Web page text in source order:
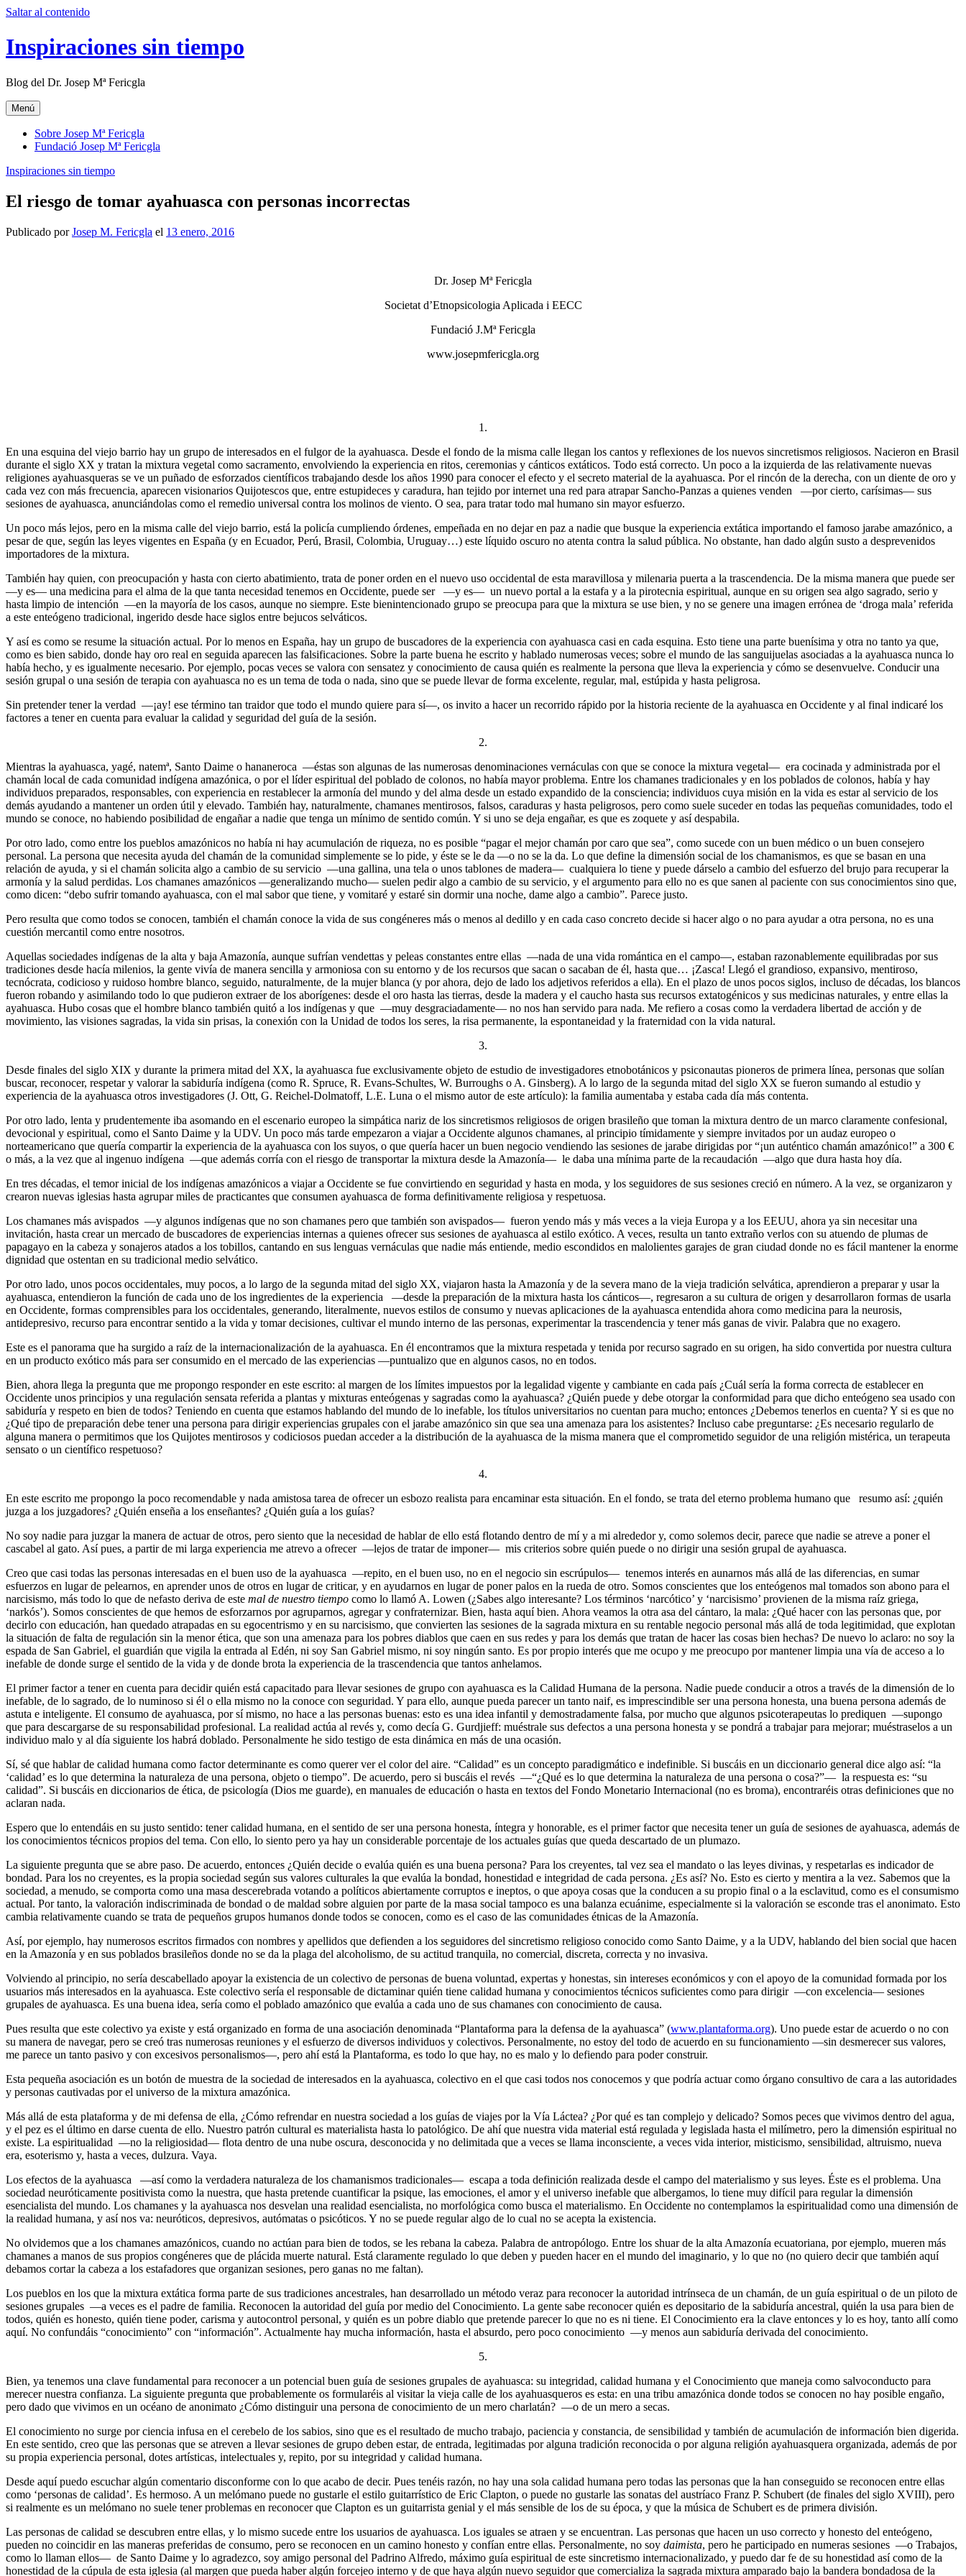
Saltar al contenido
Inspiraciones sin tiempo
Blog del Dr. Josep Mª Fericgla
Menú
Sobre Josep Mª Fericgla
Fundació Josep Mª Fericgla
Inspiraciones sin tiempo
El riesgo de tomar ayahuasca con personas incorrectas
Publicado porJosep M. Fericgla el 13 enero, 2016
Dr. Josep Mª Fericgla
Societat d’Etnopsicologia Aplicada i EECC
Fundació J.Mª Fericgla
www.josepmfericgla.org
1.
En una esquina del viejo barrio hay un grupo de interesados en el fulgor de la ayahuasca. Desde el fondo de la misma calle llegan los cantos y reflexiones de los nuevos sincretismos religiosos. Nacieron en Brasil
durante el siglo XX y tratan la mixtura vegetal como sacramento, envolviendo la experiencia en ritos, ceremonias y cánticos extáticos. Todo está correcto. Un poco a la izquierda de las relativamente nuevas
religiones ayahuasqueras se ve un puñado de esforzados científicos trabajando desde los años 1990 para conocer el efecto y el secreto material de la ayahuasca. Por el rincón de la derecha, con un diente de oro y
cada vez con más frecuencia, aparecen visionarios Quijotescos que, entre estupideces y caradura, han tejido por internet una red para atrapar Sancho-Panzas a quienes venden —por cierto, carísimas— sus
sesiones de ayahuasca, anunciándolas como el remedio universal contra los molinos de viento. O sea, para tratar todo mal humano sin mayor esfuerzo.
Un poco más lejos, pero en la misma calle del viejo barrio, está la policía cumpliendo órdenes, empeñada en no dejar en paz a nadie que busque la experiencia extática importando el famoso jarabe amazónico, a
pesar de que, según las leyes vigentes en España (y en Ecuador, Perú, Brasil, Colombia, Uruguay…) este líquido oscuro no atenta contra la salud pública. No obstante, han dado algún susto a desprevenidos
importadores de la mixtura.
También hay quien, con preocupación y hasta con cierto abatimiento, trata de poner orden en el nuevo uso occidental de esta maravillosa y milenaria puerta a la trascendencia. De la misma manera que puede ser
—y es— una medicina para el alma de la que tanta necesidad tenemos en Occidente, puede ser —y es— un nuevo portal a la estafa y a la pirotecnia espiritual, aunque en su origen sea algo sagrado, serio y
hasta limpio de intención —en la mayoría de los casos, aunque no siempre. Este bienintencionado grupo se preocupa para que la mixtura se use bien, y no se genere una imagen errónea de ‘droga mala’ referida
a este enteógeno tradicional, ingerido desde hace siglos entre bejucos selváticos.
Y así es como se resume la situación actual. Por lo menos en España, hay un grupo de buscadores de la experiencia con ayahuasca casi en cada esquina. Esto tiene una parte buenísima y otra no tanto ya que,
como es bien sabido, donde hay oro real en seguida aparecen las falsificaciones. Sobre la parte buena he escrito y hablado numerosas veces; sobre el mundo de las sanguijuelas asociadas a la ayahuasca nunca lo
había hecho, y es igualmente necesario. Por ejemplo, pocas veces se valora con sensatez y conocimiento de causa quién es realmente la persona que lleva la experiencia y cómo se desenvuelve. Conducir una
sesión grupal o una sesión de terapia con ayahuasca no es un tema de toda o nada, sino que se puede llevar de forma excelente, regular, mal, estúpida y hasta peligrosa.
Sin pretender tener la verdad —¡ay! ese término tan traidor que todo el mundo quiere para sí—, os invito a hacer un recorrido rápido por la historia reciente de la ayahuasca en Occidente y al final indicaré los
factores a tener en cuenta para evaluar la calidad y seguridad del guía de la sesión.
2.
Mientras la ayahuasca, yagé, natemª, Santo Daime o hananeroca —éstas son algunas de las numerosas denominaciones vernáculas con que se conoce la mixtura vegetal— era cocinada y administrada por el
chamán local de cada comunidad indígena amazónica, o por el líder espiritual del poblado de colonos, no había mayor problema. Entre los chamanes tradicionales y en los poblados de colonos, había y hay
individuos preparados, responsables, con experiencia en restablecer la armonía del mundo y del alma desde un estado expandido de la consciencia; individuos cuya misión en la vida es estar al servicio de los
demás ayudando a mantener un orden útil y elevado. También hay, naturalmente, chamanes mentirosos, falsos, caraduras y hasta peligrosos, pero como suele suceder en todas las pequeñas comunidades, todo el
mundo se conoce, no habiendo posibilidad de engañar a nadie que tenga un mínimo de sentido común. Y si uno se deja engañar, es que es zoquete y así despabila.
Por otro lado, como entre los pueblos amazónicos no había ni hay acumulación de riqueza, no es posible “pagar el mejor chamán por caro que sea”, como sucede con un buen médico o un buen consejero
personal. La persona que necesita ayuda del chamán de la comunidad simplemente se lo pide, y éste se le da —o no se la da. Lo que define la dimensión social de los chamanismos, es que se basan en una
relación de ayuda, y si el chamán solicita algo a cambio de su servicio —una gallina, una tela o unos tablones de madera— cualquiera lo tiene y puede dárselo a cambio del esfuerzo del brujo para recuperar la
armonía y la salud perdidas. Los chamanes amazónicos —generalizando mucho— suelen pedir algo a cambio de su servicio, y el argumento para ello no es que sanen al paciente con sus conocimientos sino que,
como dicen: “debo sufrir tomando ayahuasca, con el mal sabor que tiene, y vomitaré y estaré sin dormir una noche, dame algo a cambio”. Parece justo.
Pero resulta que como todos se conocen, también el chamán conoce la vida de sus congéneres más o menos al dedillo y en cada caso concreto decide si hacer algo o no para ayudar a otra persona, no es una
cuestión mercantil como entre nosotros.
Aquellas sociedades indígenas de la alta y baja Amazonía, aunque sufrían vendettas y peleas constantes entre ellas —nada de una vida romántica en el campo—, estaban razonablemente equilibradas por sus
tradiciones desde hacía milenios, la gente vivía de manera sencilla y armoniosa con su entorno y de los recursos que sacan o sacaban de él, hasta que… ¡Zasca! Llegó el grandioso, expansivo, mentiroso,
tecnócrata, codicioso y ruidoso hombre blanco, seguido, naturalmente, de la mujer blanca (y por ahora, dejo de lado los adjetivos referidos a ella). En el plazo de unos pocos siglos, incluso de décadas, los blancos
fueron robando y asimilando todo lo que pudieron extraer de los aborígenes: desde el oro hasta las tierras, desde la madera y el caucho hasta sus recursos extatogénicos y sus medicinas naturales, y entre ellas la
ayahuasca. Hubo cosas que el hombre blanco también quitó a los indígenas y que —muy desgraciadamente— no nos han servido para nada. Me refiero a cosas como la verdadera libertad de acción y de
movimiento, las visiones sagradas, la vida sin prisas, la conexión con la Unidad de todos los seres, la risa permanente, la espontaneidad y la fraternidad con la vida natural.
3.
Desde finales del siglo XIX y durante la primera mitad del XX, la ayahuasca fue exclusivamente objeto de estudio de investigadores etnobotánicos y psiconautas pioneros de primera línea, personas que solían
buscar, reconocer, respetar y valorar la sabiduría indígena (como R. Spruce, R. Evans-Schultes, W. Burroughs o A. Ginsberg). A lo largo de la segunda mitad del siglo XX se fueron sumando al estudio y
experiencia de la ayahuasca otros investigadores (J. Ott, G. Reichel-Dolmatoff, L.E. Luna o el mismo autor de este artículo): la familia aumentaba y estaba cada día más contenta.
Por otro lado, lenta y prudentemente iba asomando en el escenario europeo la simpática nariz de los sincretismos religiosos de origen brasileño que toman la mixtura dentro de un marco claramente confesional,
devocional y espiritual, como el Santo Daime y la UDV. Un poco más tarde empezaron a viajar a Occidente algunos chamanes, al principio tímidamente y siempre invitados por un audaz europeo o
norteamericano que quería compartir la experiencia de la ayahuasca con los suyos, o que quería hacer un buen negocio vendiendo las sesiones de jarabe dirigidas por “¡un auténtico chamán amazónico!” a 300 €
o más, a la vez que al ingenuo indígena —que además corría con el riesgo de transportar la mixtura desde la Amazonía— le daba una mínima parte de la recaudación —algo que dura hasta hoy día.
En tres décadas, el temor inicial de los indígenas amazónicos a viajar a Occidente se fue convirtiendo en seguridad y hasta en moda, y los seguidores de sus sesiones creció en número. A la vez, se organizaron y
crearon nuevas iglesias hasta agrupar miles de practicantes que consumen ayahuasca de forma definitivamente religiosa y respetuosa.
Los chamanes más avispados —y algunos indígenas que no son chamanes pero que también son avispados— fueron yendo más y más veces a la vieja Europa y a los EEUU, ahora ya sin necesitar una
invitación, hasta crear un mercado de buscadores de experiencias internas a quienes ofrecer sus sesiones de ayahuasca al estilo exótico. A veces, resulta un tanto extraño verlos con su atuendo de plumas de
papagayo en la cabeza y sonajeros atados a los tobillos, cantando en sus lenguas vernáculas que nadie más entiende, medio escondidos en malolientes garajes de gran ciudad donde no es fácil mantener la enorme
dignidad que ostentan en su tradicional medio selvático.
Por otro lado, unos pocos occidentales, muy pocos, a lo largo de la segunda mitad del siglo XX, viajaron hasta la Amazonía y de la severa mano de la vieja tradición selvática, aprendieron a preparar y usar la
ayahuasca, entendieron la función de cada uno de los ingredientes de la experiencia —desde la preparación de la mixtura hasta los cánticos—, regresaron a su cultura de origen y desarrollaron formas de usarla
en Occidente, formas comprensibles para los occidentales, generando, literalmente, nuevos estilos de consumo y nuevas aplicaciones de la ayahuasca entendida ahora como medicina para la neurosis,
antidepresivo, recurso para encontrar sentido a la vida y tomar decisiones, cultivar el mundo interno de las personas, experimentar la trascendencia y tener más ganas de vivir. Palabra que no exagero.
Este es el panorama que ha surgido a raíz de la internacionalización de la ayahuasca. En él encontramos que la mixtura respetada y tenida por recurso sagrado en su origen, ha sido convertida por nuestra cultura
en un producto exótico más para ser consumido en el mercado de las experiencias —puntualizo que en algunos casos, no en todos.
Bien, ahora llega la pregunta que me propongo responder en este escrito: al margen de los límites impuestos por la legalidad vigente y cambiante en cada país ¿Cuál sería la forma correcta de establecer en
Occidente unos principios y una regulación sensata referida a plantas y mixturas enteógenas y sagradas como la ayahuasca? ¿Quién puede y debe otorgar la conformidad para que dicho enteógeno sea usado con
sabiduría y respeto en bien de todos? Teniendo en cuenta que estamos hablando del mundo de lo inefable, los títulos universitarios no cuentan para mucho; entonces ¿Debemos tenerlos en cuenta? Y si es que no
¿Qué tipo de preparación debe tener una persona para dirigir experiencias grupales con el jarabe amazónico sin que sea una amenaza para los asistentes? Incluso cabe preguntarse: ¿Es necesario regularlo de
alguna manera o permitimos que los Quijotes mentirosos y codiciosos puedan acceder a la distribución de la ayahuasca de la misma manera que el comprometido seguidor de una religión mistérica, un terapeuta
sensato o un científico respetuoso?
4.
En este escrito me propongo la poco recomendable y nada amistosa tarea de ofrecer un esbozo realista para encaminar esta situación. En el fondo, se trata del eterno problema humano que resumo así: ¿quién
juzga a los juzgadores? ¿Quién enseña a los enseñantes? ¿Quién guía a los guías?
No soy nadie para juzgar la manera de actuar de otros, pero siento que la necesidad de hablar de ello está flotando dentro de mí y a mi alrededor y, como solemos decir, parece que nadie se atreve a poner el
cascabel al gato. Así pues, a partir de mi larga experiencia me atrevo a ofrecer —lejos de tratar de imponer— mis criterios sobre quién puede o no dirigir una sesión grupal de ayahuasca.
Creo que casi todas las personas interesadas en el buen uso de la ayahuasca —repito, en el buen uso, no en el negocio sin escrúpulos— tenemos interés en aunarnos más allá de las diferencias, en sumar
esfuerzos en lugar de pelearnos, en aprender unos de otros en lugar de criticar, y en ayudarnos en lugar de poner palos en la rueda de otro. Somos conscientes que los enteógenos mal tomados son abono para el
narcisismo, más todo lo que de nefasto deriva de este mal de nuestro tiempo como lo llamó A. Lowen (¿Sabes algo interesante? Los términos ‘narcótico’ y ‘narcisismo’ provienen de la misma raíz griega,
‘narkós’). Somos conscientes de que hemos de esforzarnos por agruparnos, agregar y confraternizar. Bien, hasta aquí bien. Ahora veamos la otra asa del cántaro, la mala: ¿Qué hacer con las personas que, por
decirlo con educación, han quedado atrapadas en su egocentrismo y en su narcisismo, que convierten las sesiones de la sagrada mixtura en su rentable negocio personal más allá de toda legitimidad, que explotan
la situación de falta de regulación sin la menor ética, que son una amenaza para los pobres diablos que caen en sus redes y para los demás que tratan de hacer las cosas bien hechas? De nuevo lo aclaro: no soy la
espada de San Gabriel, el guardián que vigila la entrada al Edén, ni soy San Gabriel mismo, ni soy ningún santo. Es por propio interés que me ocupo y me preocupo por mantener limpia una vía de acceso a lo
inefable de donde surge el sentido de la vida y de donde brota la experiencia de la trascendencia que tantos anhelamos.
El primer factor a tener en cuenta para decidir quién está capacitado para llevar sesiones de grupo con ayahuasca es la Calidad Humana de la persona. Nadie puede conducir a otros a través de la dimensión de lo
inefable, de lo sagrado, de lo numinoso si él o ella mismo no la conoce con seguridad. Y para ello, aunque pueda parecer un tanto naif, es imprescindible ser una persona honesta, una buena persona además de
astuta e inteligente. El consumo de ayahuasca, por sí mismo, no hace a las personas buenas: esto es una idea infantil y demostradamente falsa, por mucho que algunos psicoterapeutas lo prediquen —supongo
que para descargarse de su responsabilidad profesional. La realidad actúa al revés y, como decía G. Gurdjieff: muéstrale sus defectos a una persona honesta y se pondrá a trabajar para mejorar; muéstraselos a un
individuo malo y al día siguiente los habrá doblado. Personalmente he sido testigo de esta dinámica en más de una ocasión.
Sí, sé que hablar de calidad humana como factor determinante es como querer ver el color del aire. “Calidad” es un concepto paradigmático e indefinible. Si buscáis en un diccionario general dice algo así: “la
‘calidad’ es lo que determina la naturaleza de una persona, objeto o tiempo”. De acuerdo, pero si buscáis el revés —“¿Qué es lo que determina la naturaleza de una persona o cosa?”— la respuesta es: “su
calidad”. Si buscáis en diccionarios de ética, de psicología (Dios me guarde), en manuales de educación o hasta en textos del Fondo Monetario Internacional (no es broma), encontraréis otras definiciones que no
aclaran nada.
Espero que lo entendáis en su justo sentido: tener calidad humana, en el sentido de ser una persona honesta, íntegra y honorable, es el primer factor que necesita tener un guía de sesiones de ayahuasca, además de
los conocimientos técnicos propios del tema. Con ello, lo siento pero ya hay un considerable porcentaje de los actuales guías que queda descartado de un plumazo.
La siguiente pregunta que se abre paso. De acuerdo, entonces ¿Quién decide o evalúa quién es una buena persona? Para los creyentes, tal vez sea el mandato o las leyes divinas, y respetarlas es indicador de
bondad. Para los no creyentes, es la propia sociedad según sus valores culturales la que evalúa la bondad, honestidad e integridad de cada persona. ¿Es así? No. Esto es cierto y mentira a la vez. Sabemos que la
sociedad, a menudo, se comporta como una masa descerebrada votando a políticos abiertamente corruptos e ineptos, o que apoya cosas que la conducen a su propio final o a la esclavitud, como es el consumismo
actual. Por tanto, la valoración indiscriminada de bondad o de maldad sobre alguien por parte de la masa social tampoco es una balanza ecuánime, especialmente si la valoración se esconde tras el anonimato. Esto
cambia relativamente cuando se trata de pequeños grupos humanos donde todos se conocen, como es el caso de las comunidades étnicas de la Amazonía.
Así, por ejemplo, hay numerosos escritos firmados con nombres y apellidos que defienden a los seguidores del sincretismo religioso conocido como Santo Daime, y a la UDV, hablando del bien social que hacen
en la Amazonía y en sus poblados brasileños donde no se da la plaga del alcoholismo, de su actitud tranquila, no comercial, discreta, correcta y no invasiva.
Volviendo al principio, no sería descabellado apoyar la existencia de un colectivo de personas de buena voluntad, expertas y honestas, sin intereses económicos y con el apoyo de la comunidad formada por los
usuarios más interesados en la ayahuasca. Este colectivo sería el responsable de dictaminar quién tiene calidad humana y conocimientos técnicos suficientes como para dirigir —con excelencia— sesiones
grupales de ayahuasca. Es una buena idea, sería como el poblado amazónico que evalúa a cada uno de sus chamanes con conocimiento de causa.
Pues resulta que este colectivo ya existe y está organizado en forma de una asociación denominada “Plantaforma para la defensa de la ayahuasca” (www.plantaforma.org). Uno puede estar de acuerdo o no con
su manera de navegar, pero se creó tras numerosas reuniones y el esfuerzo de diversos individuos y colectivos. Personalmente, no estoy del todo de acuerdo en su funcionamiento —sin desmerecer sus valores,
me parece un tanto pasivo y con excesivos personalismos—, pero ahí está la Plantaforma, es todo lo que hay, no es malo y lo defiendo para poder construir.
Esta pequeña asociación es un botón de muestra de la sociedad de interesados en la ayahuasca, colectivo en el que casi todos nos conocemos y que podría actuar como órgano consultivo de cara a las autoridades
y personas cautivadas por el universo de la mixtura amazónica.
Más allá de esta plataforma y de mi defensa de ella, ¿Cómo refrendar en nuestra sociedad a los guías de viajes por la Vía Láctea? ¿Por qué es tan complejo y delicado? Somos peces que vivimos dentro del agua,
y el pez es el último en darse cuenta de ello. Nuestro patrón cultural es materialista hasta lo patológico. De ahí que nuestra vida material está regulada y legislada hasta el milímetro, pero la dimensión espiritual no
existe. La espiritualidad —no la religiosidad— flota dentro de una nube oscura, desconocida y no delimitada que a veces se llama inconsciente, a veces vida interior, misticismo, sensibilidad, altruismo, nueva
era, esoterismo y, hasta a veces, dulzura. Vaya.
Los efectos de la ayahuasca —así como la verdadera naturaleza de los chamanismos tradicionales— escapa a toda definición realizada desde el campo del materialismo y sus leyes. Éste es el problema. Una
sociedad neuróticamente positivista como la nuestra, que hasta pretende cuantificar la psique, las emociones, el amor y el universo inefable que albergamos, lo tiene muy difícil para regular la dimensión
esencialista del mundo. Los chamanes y la ayahuasca nos desvelan una realidad esencialista, no morfológica como busca el materialismo. En Occidente no contemplamos la espiritualidad como una dimensión de
la realidad humana, y así nos va: neuróticos, depresivos, autómatas o psicóticos. Y no se puede regular algo de lo cual no se acepta la existencia.
No olvidemos que a los chamanes amazónicos, cuando no actúan para bien de todos, se les rebana la cabeza. Palabra de antropólogo. Entre los shuar de la alta Amazonía ecuatoriana, por ejemplo, mueren más
chamanes a manos de sus propios congéneres que de plácida muerte natural. Está claramente regulado lo que deben y pueden hacer en el mundo del imaginario, y lo que no (no quiero decir que también aquí
debamos cortar la cabeza a los estafadores que organizan sesiones, pero ganas no me faltan).
Los pueblos en los que la mixtura extática forma parte de sus tradiciones ancestrales, han desarrollado un método veraz para reconocer la autoridad intrínseca de un chamán, de un guía espiritual o de un piloto de
sesiones grupales —a veces es el padre de familia. Reconocen la autoridad del guía por medio del Conocimiento. La gente sabe reconocer quién es depositario de la sabiduría ancestral, quién la usa para bien de
todos, quién es honesto, quién tiene poder, carisma y autocontrol personal, y quién es un pobre diablo que pretende parecer lo que no es ni tiene. El Conocimiento era la clave entonces y lo es hoy, tanto allí como
aquí. No confundáis “conocimiento” con “información”. Actualmente hay mucha información, hasta el absurdo, pero poco conocimiento —y menos aun sabiduría derivada del conocimiento.
5.
Bien, ya tenemos una clave fundamental para reconocer a un potencial buen guía de sesiones grupales de ayahuasca: su integridad, calidad humana y el Conocimiento que maneja como salvoconducto para
merecer nuestra confianza. La siguiente pregunta que probablemente os formularéis al visitar la vieja calle de los ayahuasqueros es esta: en una tribu amazónica donde todos se conocen no hay posible engaño,
pero dado que vivimos en un océano de anonimato ¿Cómo distinguir una persona de conocimiento de un mero charlatán? —o de un mero a secas.
El conocimiento no surge por ciencia infusa en el cerebelo de los sabios, sino que es el resultado de mucho trabajo, paciencia y constancia, de sensibilidad y también de acumulación de información bien digerida.
En este sentido, creo que las personas que se atreven a llevar sesiones de grupo deben estar, de entrada, legitimadas por alguna tradición reconocida o por alguna religión ayahuasquera organizada, además de por
su propia experiencia personal, dotes artísticas, intelectuales y, repito, por su integridad y calidad humana.
Desde aquí puedo escuchar algún comentario disconforme con lo que acabo de decir. Pues tenéis razón, no hay una sola calidad humana pero todas las personas que la han conseguido se reconocen entre ellas
como ‘personas de calidad’. Es hermoso. A un melómano puede no gustarle el estilo guitarrístico de Eric Clapton, o puede no gustarle las sonatas del austríaco Franz P. Schubert (de finales del siglo XVIII), pero
si realmente es un melómano no suele tener problemas en reconocer que Clapton es un guitarrista genial y el más sensible de los de su época, y que la música de Schubert es de primera división.
Las personas de calidad se descubren entre ellas, y lo mismo sucede entre los usuarios de ayahuasca. Los iguales se atraen y se encuentran. Las personas que hacen un uso correcto y honesto del enteógeno,
pueden no coincidir en las maneras preferidas de consumo, pero se reconocen en un camino honesto y confían entre ellas. Personalmente, no soy daimista, pero he participado en numeras sesiones —o Trabajos,
como lo llaman ellos— de Santo Daime y lo agradezco, soy amigo personal del Padrino Alfredo, máximo guía espiritual de este sincretismo internacionalizado, y puedo dar fe de su honestidad así como de la
honestidad de la cúpula de esta iglesia (al margen que pueda haber algún forcejeo interno y de que haya algún nuevo seguidor que comercializa la sagrada mixtura amparado bajo la bandera bondadosa de la